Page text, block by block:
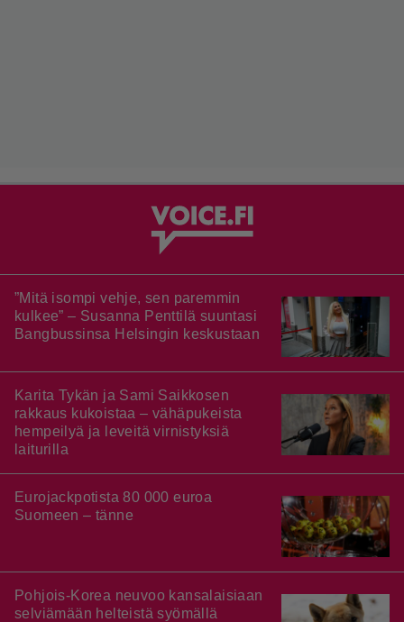
”Mitä isompi vehje, sen paremmin
kulkee” – Susanna Penttilä suuntasi
Bangbussinsa Helsingin keskustaan
Karita Tykän ja Sami Saikkosen
rakkaus kukoistaa – vähäpukeista
hempeilyä ja leveitä virnistyksiä
laiturilla
Eurojackpotista 80 000 euroa
Suomeen – tänne
Pohjois-Korea neuvoo kansalaisiaan
selviämään helteistä syömällä